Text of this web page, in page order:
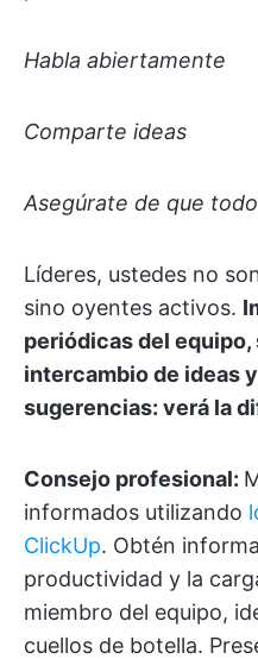
Habla abiertamente
Comparte ideas
Asegúrate de que
Líderes, ustedes no
sino oyentes activos.
periódicas del equipo,
intercambio de ideas
sugerencias: verá la
Consejo profesional:
informados utilizando
ClickUp. Obtén
productividad y la
miembro del equipo,
cuellos de botella.